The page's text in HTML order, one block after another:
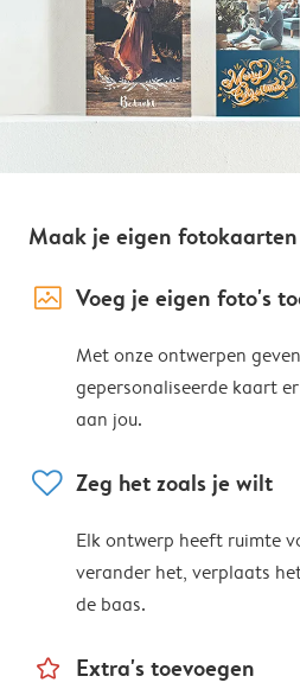
Maak je eigen fotokaarten
image_placeholder Voeg je eigen foto's
Met onze ontwerpen
gepersonaliseerde kaart
aan jou.
heart Zeg het zoals je wilt
Elk ontwerp heeft ruimte
verander het, verplaats
de baas.
star_outline Extra's toevoegen